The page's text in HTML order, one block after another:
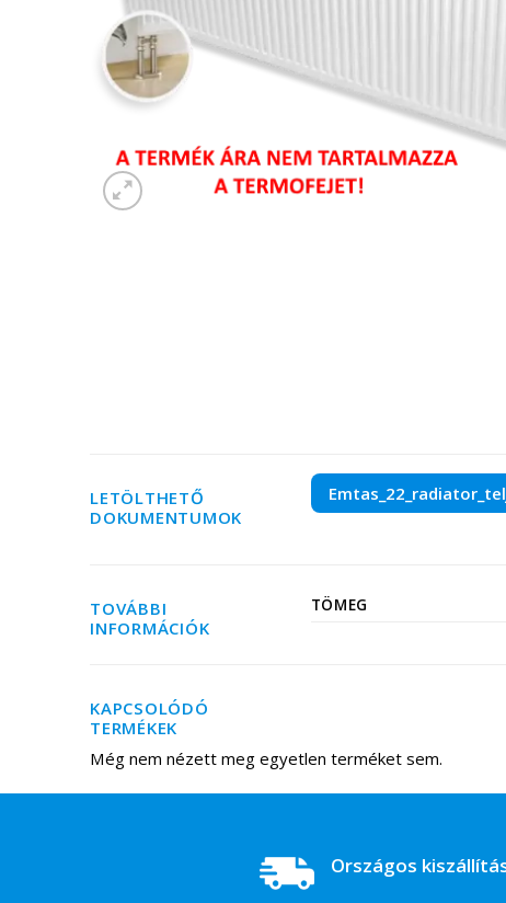
LETÖLTHETŐ
DOKUMENTUMOK
TOVÁBBI
INFORMÁCIÓK
TÖMEG
KAPCSOLÓDÓ
TERMÉKEK
Még nem nézett meg egyetlen terméket sem.
Országos